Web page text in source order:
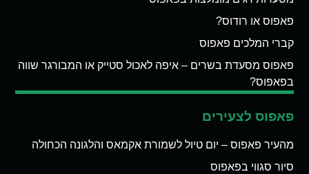
פאפוס או רודוס?
קברי המלכים פאפוס
פאפוס מסעדת בשרים – איפה לאכול סטייק או המבורגר שווה
בפאפוס?
פאפוס לצעירים
מהעיר פאפוס – יום טיול לשמורת אקמאס והלגונה הכחולה
סיור סגווי בפאפוס